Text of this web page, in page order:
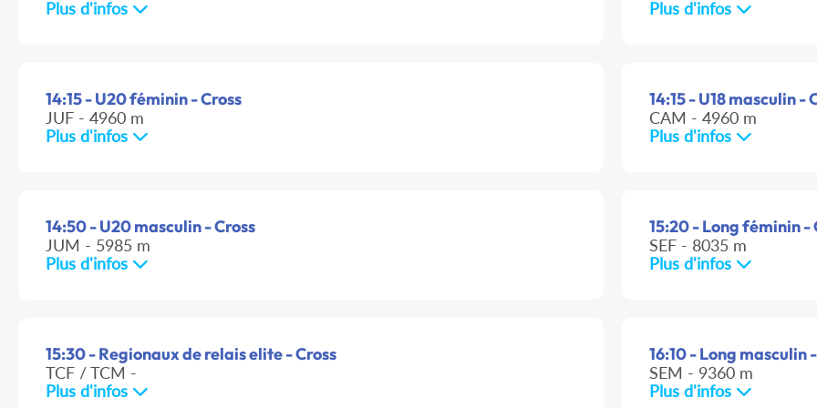
Plus d'infos
Plus d'infos
14:15 - U20 féminin - Cross
JUF - 4960 m
Plus d'infos
14:15 - U18 masculin -
CAM - 4960 m
Plus d'infos
14:50 - U20 masculin - Cross
JUM - 5985 m
Plus d'infos
15:20 - Long féminin -
SEF - 8035 m
Plus d'infos
15:30 - Regionaux de relais elite - Cross
TCF / TCM -
Plus d'infos
16:10 - Long masculin
SEM - 9360 m
Plus d'infos